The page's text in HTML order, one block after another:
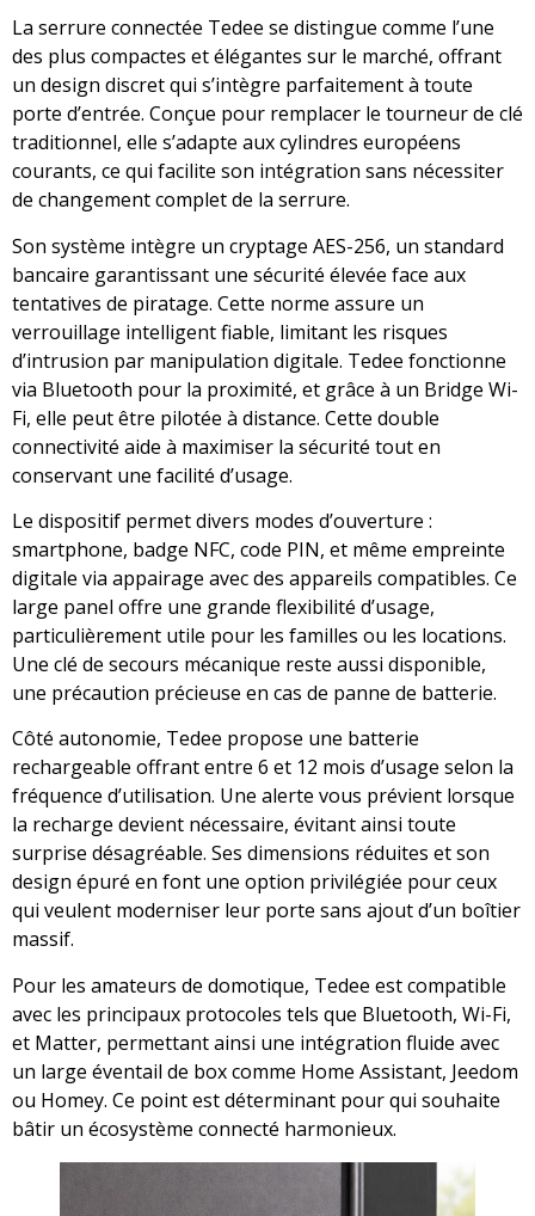
La serrure connectée Tedee se distingue comme l’une
des plus compactes et élégantes sur le marché, offrant
un design discret qui s’intègre parfaitement à toute
porte d’entrée. Conçue pour remplacer le tourneur de clé
traditionnel, elle s’adapte aux cylindres européens
courants, ce qui facilite son intégration sans nécessiter
de changement complet de la serrure.
Son système intègre un cryptage AES-256, un standard
bancaire garantissant une sécurité élevée face aux
tentatives de piratage. Cette norme assure un
verrouillage intelligent fiable, limitant les risques
d’intrusion par manipulation digitale. Tedee fonctionne
via Bluetooth pour la proximité, et grâce à un Bridge Wi-
Fi, elle peut être pilotée à distance. Cette double
connectivité aide à maximiser la sécurité tout en
conservant une facilité d’usage.
Le dispositif permet divers modes d’ouverture :
smartphone, badge NFC, code PIN, et même empreinte
digitale via appairage avec des appareils compatibles. Ce
large panel offre une grande flexibilité d’usage,
particulièrement utile pour les familles ou les locations.
Une clé de secours mécanique reste aussi disponible,
une précaution précieuse en cas de panne de batterie.
Côté autonomie, Tedee propose une batterie
rechargeable offrant entre 6 et 12 mois d’usage selon la
fréquence d’utilisation. Une alerte vous prévient lorsque
la recharge devient nécessaire, évitant ainsi toute
surprise désagréable. Ses dimensions réduites et son
design épuré en font une option privilégiée pour ceux
qui veulent moderniser leur porte sans ajout d’un boîtier
massif.
Pour les amateurs de domotique, Tedee est compatible
avec les principaux protocoles tels que Bluetooth, Wi-Fi,
et Matter, permettant ainsi une intégration fluide avec
un large éventail de box comme Home Assistant, Jeedom
ou Homey. Ce point est déterminant pour qui souhaite
bâtir un écosystème connecté harmonieux.